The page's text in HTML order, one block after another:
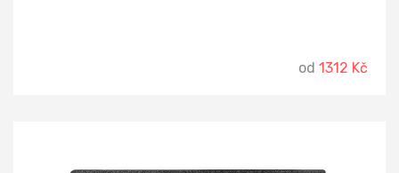
od 1312 Kč